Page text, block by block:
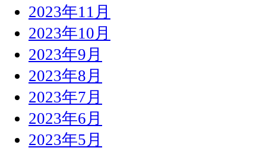
2023年11月
2023年10月
2023年9月
2023年8月
2023年7月
2023年6月
2023年5月